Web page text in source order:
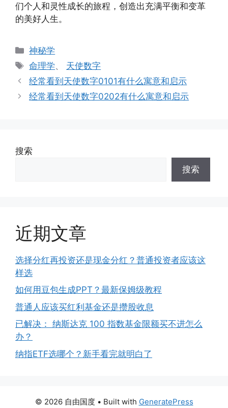
们个人和灵性成长的旅程，创造出充满平衡和变革
的美好人生。
分
类
神秘学
标
签
命理学、 天使数字
经常看到天使数字0101有什么寓意和启示
经常看到天使数字0202有什么寓意和启示
搜索
搜索
近期文章
选择分红再投资还是现金分红？普通投资者应该这
样选
如何用豆包生成PPT？最新保姆级教程
普通人应该买红利基金还是攒股收息
已解决： 纳斯达克 100 指数基金限额买不进怎么
办？
纳指ETF选哪个？新手看完就明白了
© 2026 自由国度• Built with GeneratePress